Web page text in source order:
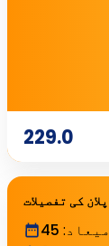
229.0
پلان کی تفصیلات
میعاد: